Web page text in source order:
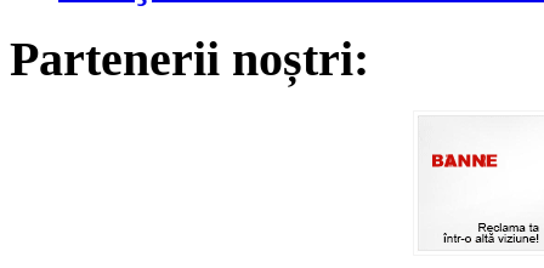
Partenerii noștri: